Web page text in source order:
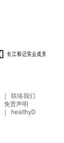
联络我们
免责声明
healthyD